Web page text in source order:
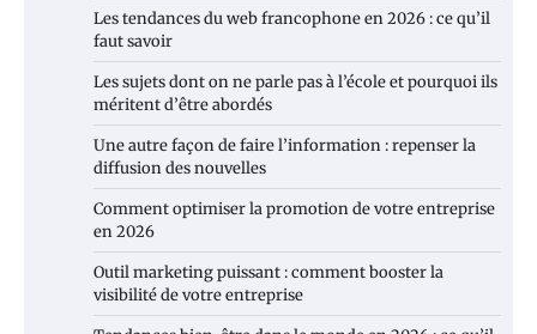
Les tendances du web francophone en 2026 : ce qu’il
faut savoir
Les sujets dont on ne parle pas à l’école et pourquoi ils
méritent d’être abordés
Une autre façon de faire l’information : repenser la
diffusion des nouvelles
Comment optimiser la promotion de votre entreprise
en 2026
Outil marketing puissant : comment booster la
visibilité de votre entreprise